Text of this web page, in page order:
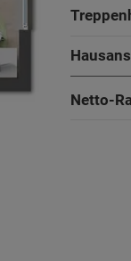
Netto-